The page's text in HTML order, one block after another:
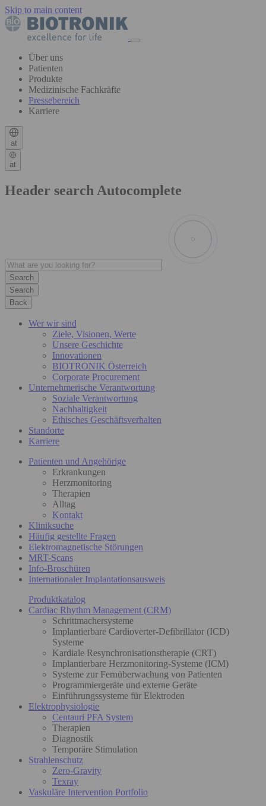
Skip to main content
Über uns
Patienten
Produkte
Medizinische Fachkräfte
Pressebereich
Karriere
at
at
Header search Autocomplete
Search
Back
Wer wir sind
Ziele, Visionen, Werte
Unsere Geschichte
Innovationen
BIOTRONIK Österreich
Corporate Procurement
Unternehmerische Verantwortung
Soziale Verantwortung
Nachhaltigkeit
Ethisches Geschäftsverhalten
Standorte
Karriere
Patienten und Angehörige
Erkrankungen
Herzmonitoring
Therapien
Alltag
Kontakt
Kliniksuche
Häufig gestellte Fragen
Elektromagnetische Störungen
MRT-Scans
Info-Broschüren
Internationaler Implantationsausweis
Produktkatalog
Cardiac Rhythm Management (CRM)
Schrittmachersysteme
Implantierbare Cardioverter-Defibrillator (ICD)
Systeme
Kardiale Resynchronisationstherapie (CRT)
Implantierbare Herzmonitoring-Systeme (ICM)
Systeme zur Fernüberwachung von Patienten
Programmiergeräte und externe Geräte
Einführungssysteme für Elektroden
Elektrophysiologie
Centauri PFA System
Therapien
Diagnostik
Temporäre Stimulation
Strahlenschutz
Zero-Gravity
Texray
Vaskuläre Intervention Portfolio